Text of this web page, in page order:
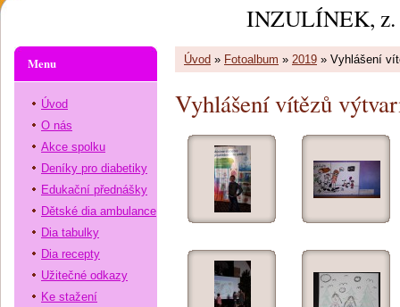
INZULÍNEK, z.
Úvod » Fotoalbum » 2019 » Vyhlášení
Vyhlášení vítězů
Menu
Úvod
O nás
Akce spolku
Deníky pro diabetiky
Edukační přednášky
Dětské dia ambulance
Dia tabulky
Dia recepty
Užitečné odkazy
Ke stažení